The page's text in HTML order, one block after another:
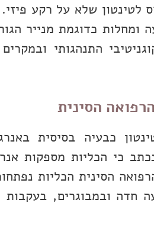
לטינטון שלא על רקע
ומחלות כדוגמת מנייר
התנהגותי
הסינית
כבעיה בסיסית
כי הכליות מספקות
הסינית הכליות
חדה ובמבוגרים, בעקבות